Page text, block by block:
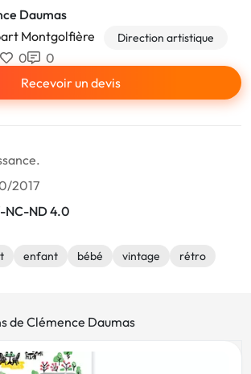
Daumas
Montgolfière
Direction artistique
0
0
Recevoir un devis
2017
NC-ND 4.0
enfant bébé vintage rétro
de Clémence Daumas